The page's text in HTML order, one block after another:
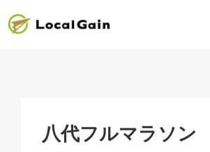
八代フルマラソン